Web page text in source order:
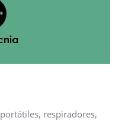
respiradores,